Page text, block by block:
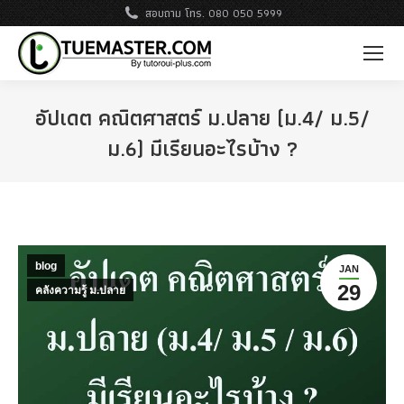
สอบถาม โทร. 080 050 5999
อัปเดต คณิตศาสตร์ ม.ปลาย (ม.4/ ม.5/
ม.6) มีเรียนอะไรบ้าง ?
JAN
29
blog
คลังความรู้ ม.ปลาย